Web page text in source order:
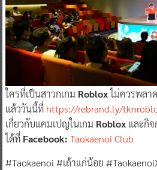
ใครที่เป็นสาวกเกม Robloxไม่ควรพลา
แล้ววันนี้ที่ https://rebrand.ly/
เกี่ยวกับแคมเปญในเกม Robloxและกิจ
ได้ที่ Facebook: Taokaenoi Club
#Taokaenoi #เถ้าแก่น้อย